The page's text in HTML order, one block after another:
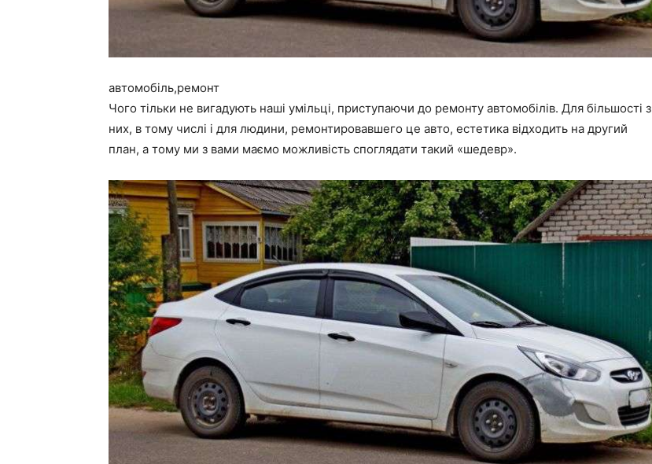
автомобіль,ремонт
Чого тільки не вигадують наші умільці, приступаючи до ремонту автомобілів. Для більшості з
них, в тому числі і для людини, ремонтировавшего це авто, естетика відходить на другий
план, а тому ми з вами маємо можливість споглядати такий «шедевр».